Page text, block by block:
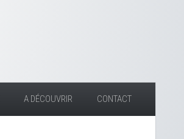
A DÉCOUVRIR CONTACT